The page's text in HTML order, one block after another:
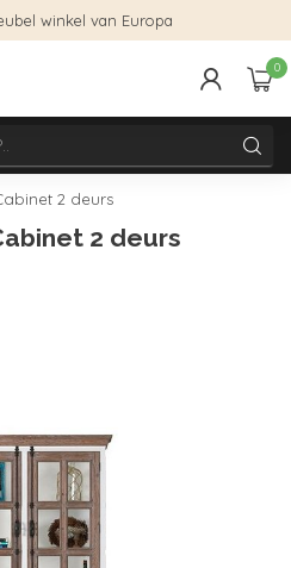
winkel van Europa
0
2 deurs
2 deurs